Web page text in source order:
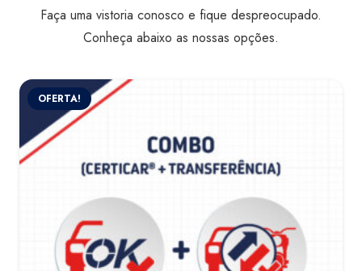
Faça uma vistoria conosco e fique despreocupado.
Conheça abaixo as nossas opções.
OFERTA!